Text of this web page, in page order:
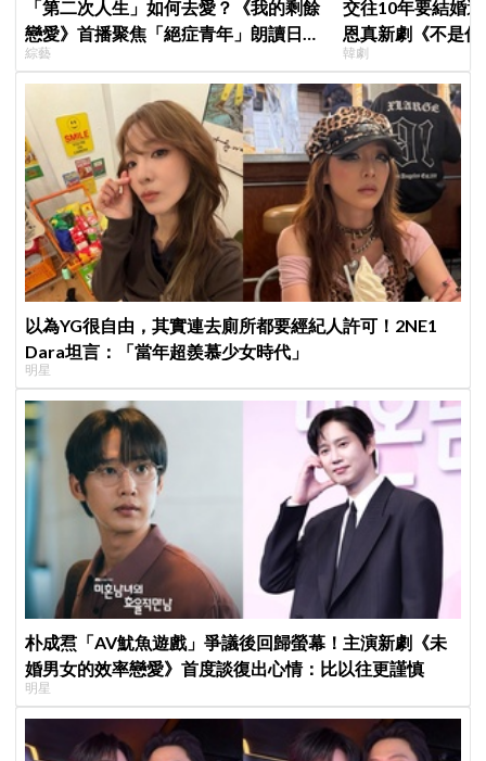
「第二次人生」如何去愛？《我的剩餘
戀愛》首播聚焦「絕症青年」朗讀日記
全場淚崩，初見面竟「撞見舊識」！
綜藝
交往10年要結婚
恩真新劇《不是
光，9月12日首播
韓劇
以為YG很自由，其實連去廁所都要經紀人許可！2NE1
Dara坦言：「當年超羨慕少女時代」
明星
朴成焄「AV魷魚遊戲」爭議後回歸螢幕！主演新劇《未
婚男女的效率戀愛》首度談復出心情：比以往更謹慎
明星